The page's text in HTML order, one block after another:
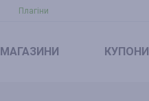
Плагіни
МАГАЗИНИ КУПОНИ